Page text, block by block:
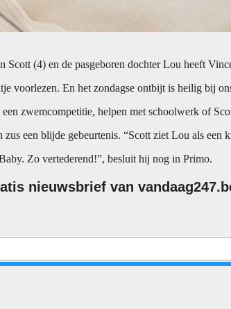
(4) en de pasgeboren dochter Lou heeft
voorlezen. En het zondagse ontbijt is heilig bij
zwemcompetitie, helpen met schoolwerk of
een blijde gebeurtenis. “Scott ziet Lou als
Zo vertederend!”, besluit hij nog in Primo.
nieuwsbrief van